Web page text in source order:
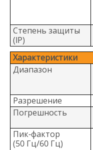
Степень защиты
(IP)
Характеристики
Диапазон
Разрешение
Погрешность
Пик-фактор
(50 Гц/60 Гц)